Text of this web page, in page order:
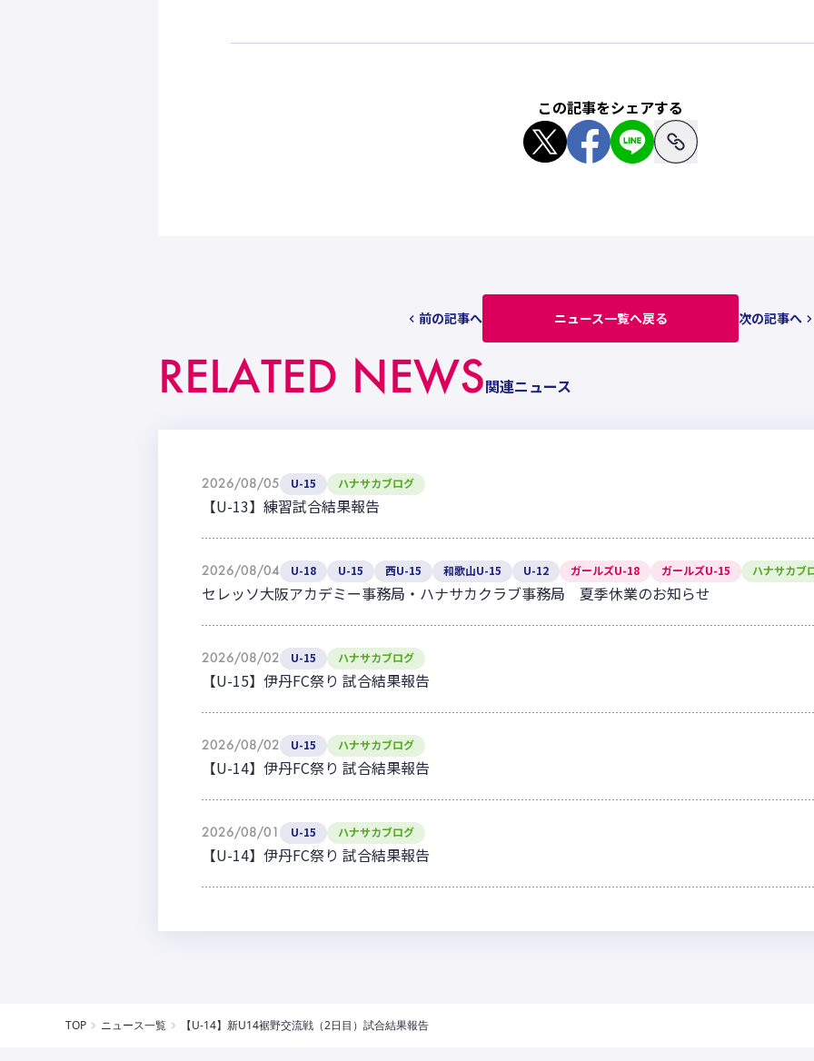
この記事をシェアする
前の記事へ ニュース一覧へ戻る 次の記事へ
RELATED NEWS関連ニュース
2026/08/05 U-15 ハナサカブログ
【U-13】練習試合結果報告
2026/08/04 U-18 U-15 西U-15 和歌山U-15 U-12 ガールズU-18 ガールズU-15 ハナサカブ
セレッソ大阪アカデミー事務局・ハナサカクラブ事務局 夏季休業のお知らせ
2026/08/02 U-15 ハナサカブログ
【U-15】伊丹FC祭り 試合結果報告
2026/08/02 U-15 ハナサカブログ
【U-14】伊丹FC祭り 試合結果報告
2026/08/01 U-15 ハナサカブログ
【U-14】伊丹FC祭り 試合結果報告
TOP ニュース一覧 【U-14】新U14裾野交流戦（2日目）試合結果報告